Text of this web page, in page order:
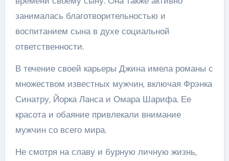
занималась благотворительностью и
воспитанием сына в духе социальной
ответственности.
В течение своей карьеры Джина имела романы с
множеством известных мужчин, включая Фрэнка
Синатру, Йорка Ланса и Омара Шарифа. Ее
красота и обаяние привлекали внимание
мужчин со всего мира.
Не смотря на славу и бурную личную жизнь,